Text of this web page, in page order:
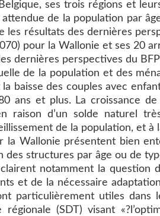
ses trois régions et
de la population par
les résultats des dernières
pour la Wallonie et ses 20
dernières perspectives du
de la population et des
la baisse des couples avec
ans et plus. La croissance
raison d’un solde naturel
de la population, et à
la Wallonie présentent bien
des structures par âge ou de
notamment la question
et de la nécessaire
particulièrement utiles
régionale (SDT) visant